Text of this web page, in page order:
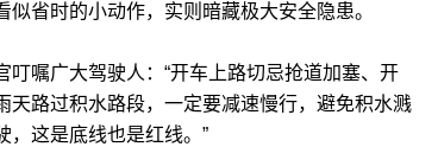
省时的小动作，实则暗藏极大安全隐患。
嘱广大驾驶人：“开车上路切忌抢道加塞、开
天路过积水路段，一定要减速慢行，避免积水溅
，这是底线也是红线。”